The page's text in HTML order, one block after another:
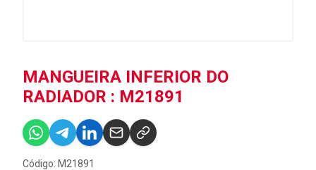
MANGUEIRA INFERIOR DO
RADIADOR : M21891
Código: M21891